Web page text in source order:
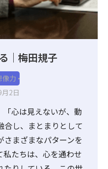
｜梅田規子
像力
2日
心は見えないが、動
合し、まとまりとして
まざまなパターンを
私たちは、心を通わせ